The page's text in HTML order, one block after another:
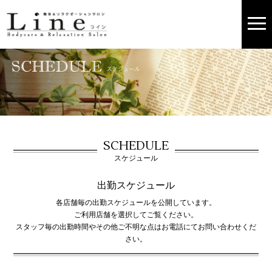
SCHEDULE
スケジュール
出勤スケジュール
各店舗毎の出勤スケジュールを公開しています。
ご利用店舗を選択してご覧ください。
スタッフ毎の出勤時間やその他ご不明な点はお電話にてお問い合わせくだ
さい。